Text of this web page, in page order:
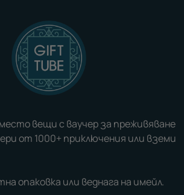
вещи с ваучер за преживяване
от 1000+ приключения или вземи
опаковка или веднага на имейл.